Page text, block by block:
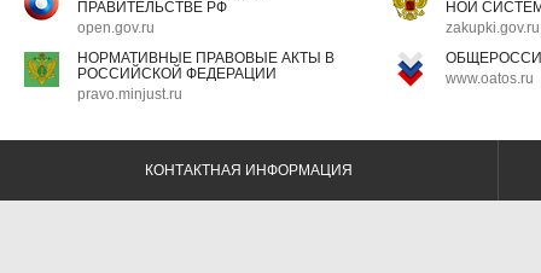
ПРАВИТЕЛЬСТВЕ РФ
open.gov.ru
НОЙ
zakupki.gov.ru
НОРМАТИВНЫЕ ПРАВОВЫЕ АКТЫ В
РОССИЙСКОЙ ФЕДЕРАЦИИ
pravo.minjust.ru
www.oatos.ru
КОНТАКТНАЯ ИНФОРМАЦИЯ